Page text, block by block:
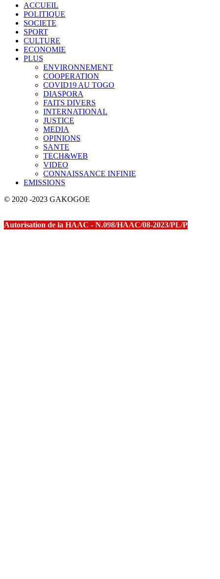
ACCUEIL
POLITIQUE
SOCIETE
SPORT
CULTURE
ECONOMIE
PLUS
ENVIRONNEMENT
COOPERATION
COVID19 AU TOGO
DIASPORA
FAITS DIVERS
INTERNATIONAL
JUSTICE
MEDIA
OPINIONS
SANTE
TECH&WEB
VIDEO
CONNAISSANCE INFINIE
EMISSIONS
© 2020 -2023 GAKOGOE
Autorisation de la HAAC - N.098/HAAC/08-2023/PL/P